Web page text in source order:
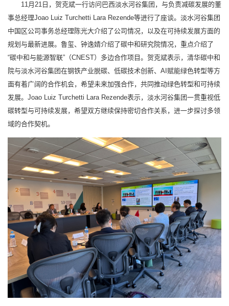
11月21日，贺克斌一行访问巴西淡水河谷集团，与负责减碳发展的董
事总经理Joao Luiz Turchetti Lara Rezende等进行了座谈。淡水河谷集团
中国区公司事务总经理陈光大介绍了公司情况，以及在可持续发展方面的
规划与最新进展。鲁玺、钟逸婧介绍了碳中和研究院情况，重点介绍了
“碳中和与能源智联”（CNEST）多边合作项目。贺克斌表示，清华碳中和
院与淡水河谷集团在钢铁产业脱碳、低碳技术创新、AI赋能绿色转型等方
面有着广阔的合作机会，希望未来加强合作，共同推动绿色转型和可持续
发展。Joao Luiz Turchetti Lara Rezende表示，淡水河谷集团一贯重视低
碳转型与可持续发展，希望双方继续保持密切合作关系，进一步探讨多领
域的合作契机。